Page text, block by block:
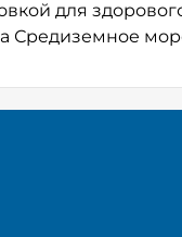
для
Средиземное